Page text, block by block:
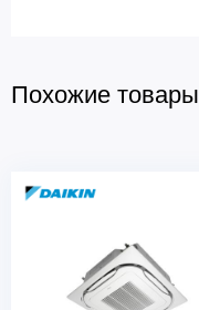
Похожие товары